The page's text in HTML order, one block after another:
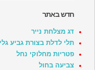
חדש באתר
דג מצלחת נייר
תלי לדלת בצורת גביע
פטריות מחלוקי נחל
צביעה בחול